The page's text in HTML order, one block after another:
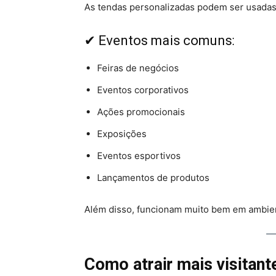
As tendas personalizadas podem ser
✔ Eventos mais comuns:
Feiras de negócios
Eventos corporativos
Ações promocionais
Exposições
Eventos esportivos
Lançamentos de produtos
Além disso, funcionam muito bem em
Como atrair mais